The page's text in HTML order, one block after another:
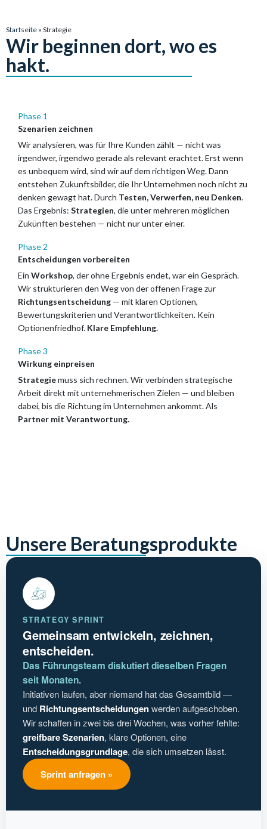
Startseite » Strategie
Wir beginnen dort, wo es
hakt.
Phase 1
Szenarien zeichnen
Wir analysieren, was für Ihre Kunden zählt — nicht was
irgendwer, irgendwo gerade als relevant erachtet. Erst wenn
es unbequem wird, sind wir auf dem richtigen Weg. Dann
entstehen Zukunftsbilder, die Ihr Unternehmen noch nicht zu
denken gewagt hat. Durch Testen, Verwerfen, neu Denken.
Das Ergebnis: Strategien, die unter mehreren möglichen
Zukünften bestehen — nicht nur unter einer.
Phase 2
Entscheidungen vorbereiten
Ein Workshop, der ohne Ergebnis endet, war ein Gespräch.
Wir strukturieren den Weg von der offenen Frage zur
Richtungsentscheidung — mit klaren Optionen,
Bewertungskriterien und Verantwortlichkeiten. Kein
Optionenfriedhof. Klare Empfehlung.
Phase 3
Wirkung einpreisen
Strategiemuss sich rechnen. Wir verbinden strategische
Arbeit direkt mit unternehmerischen Zielen — und bleiben
dabei, bis die Richtung im Unternehmen ankommt. Als
Partner mit Verantwortung.
Unsere Beratungsprodukte
STRATEGY SPRINT
Gemeinsam entwickeln, zeichnen,
entscheiden.
Das Führungsteam diskutiert dieselben Fragen
seit Monaten.
Initiativen laufen, aber niemand hat das Gesamtbild —
und Richtungsentscheidungenwerden aufgeschoben.
Wir schaffen in zwei bis drei Wochen, was vorher fehlte:
greifbare Szenarien, klare Optionen, eine
Entscheidungsgrundlage, die sich umsetzen lässt.
Sprint anfragen »